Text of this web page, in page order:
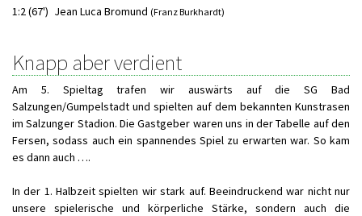
1:2 (67') Jean Luca Bromund (Franz Burkhardt)
Knapp aber verdient
Am 5. Spieltag trafen wir auswärts auf die SG Bad
Salzungen/Gumpelstadt und spielten auf dem bekannten Kunstrasen
im Salzunger Stadion. Die Gastgeber waren uns in der Tabelle auf den
Fersen, sodass auch ein spannendes Spiel zu erwarten war. So kam
es dann auch ….
In der 1. Halbzeit spielten wir stark auf. Beeindruckend war nicht nur
unsere spielerische und körperliche Stärke, sondern auch die